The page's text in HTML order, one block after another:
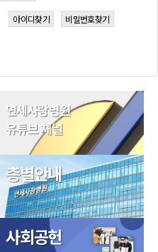
아이디찾기 비밀번호찾기
연세사랑병원
유튜브 채널
층별안내
사회공헌